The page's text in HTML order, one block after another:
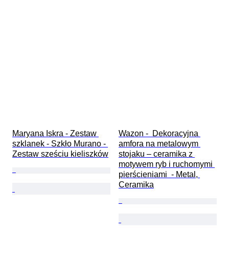
Maryana Iskra - Zestaw
szklanek - Szkło Murano -
Zestaw sześciu kieliszków
Wazon -  Dekoracyjna
amfora na metalowym
stojaku – ceramika z
motywem ryb i ruchomymi
pierścieniami  - Metal,
Ceramika